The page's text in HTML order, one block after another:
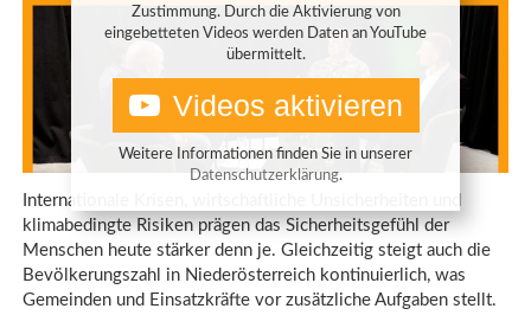
Zustimmung. Durch die Aktivierung von
eingebetteten Videos werden Daten an YouTube
übermittelt.
Videos aktivieren
Weitere Informationen finden Sie in unserer
Datenschutzerklärung.
Internationale Krisen, wirtschaftliche Unsicherheiten und
klimabedingte Risiken prägen das Sicherheitsgefühl der
Menschen heute stärker denn je. Gleichzeitig steigt auch die
Bevölkerungszahl in Niederösterreich kontinuierlich, was
Gemeinden und Einsatzkräfte vor zusätzliche Aufgaben stellt.